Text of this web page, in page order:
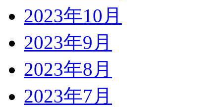
2023年10月
2023年9月
2023年8月
2023年7月